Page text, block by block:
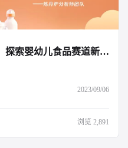
报告解读｜从市场需求升级，探索婴幼儿食品赛道新增量
2023/09/06
浏览 2,891